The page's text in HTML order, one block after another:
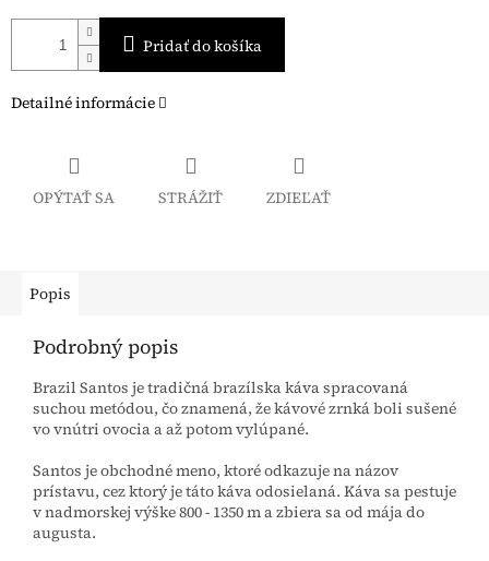
Pridať do košíka
Detailné informácie
OPÝTAŤ SA STRÁŽIŤ ZDIEĽAŤ
Popis
Podrobný popis
Brazil Santos je tradičná brazílska káva spracovaná
suchou metódou, čo znamená, že kávové zrnká boli sušené
vo vnútri ovocia a až potom vylúpané.
Santos je obchodné meno, ktoré odkazuje na názov
prístavu, cez ktorý je táto káva odosielaná. Káva sa pestuje
v nadmorskej výške 800 - 1350 m a zbiera sa od mája do
augusta.